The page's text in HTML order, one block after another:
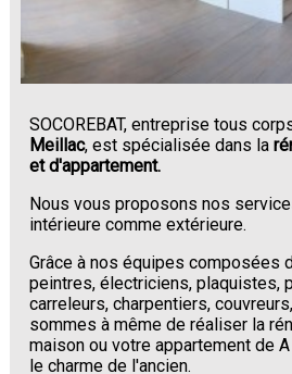
SOCOREBAT, entreprise tous
Meillac, est spécialisée dans la
et d'appartement.
Nous vous proposons nos
intérieure comme extérieure.
Grâce à nos équipes composées
peintres, électriciens, plaquistes,
carreleurs, charpentiers,
sommes à même de réaliser la
maison ou votre appartement de
le charme de l'ancien.